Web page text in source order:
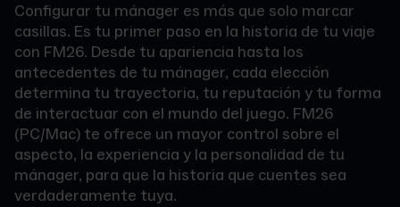
Configurar tu mánager es más que solo marcar
casillas. Es tu primer paso en la historia de tu viaje
con FM26. Desde tu apariencia hasta los
antecedentes de tu mánager, cada elección
determina tu trayectoria, tu reputación y tu forma
de interactuar con el mundo del juego. FM26
(PC/Mac) te ofrece un mayor control sobre el
aspecto, la experiencia y la personalidad de tu
mánager, para que la historia que cuentes sea
verdaderamente tuya.